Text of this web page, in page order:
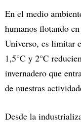
En el medio
humanos flotando
Universo, es limitar
1,5°C y 2°C
invernadero que
de nuestras
Desde la